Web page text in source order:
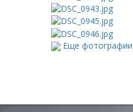
Еще фотографии